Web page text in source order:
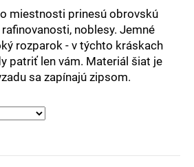
miestnosti prinesú obrovskú
noblesy. Jemné
rozparok - v týchto kráskach
patriť len vám. Materiál šiat je
sa zapínajú zipsom.